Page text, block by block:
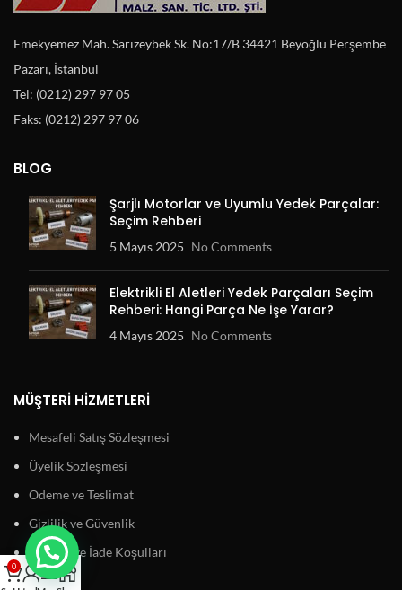
Emekyemez Mah. Sarızeybek Sk. No:17/B 34421 Beyoğlu Perşembe
Pazarı, İstanbul
Tel: (0212) 297 97 05
Faks: (0212) 297 97 06
BLOG
Şarjlı Motorlar ve Uyumlu Yedek Parçalar:
Seçim Rehberi
5 Mayıs 2025 No Comments
Elektrikli El Aletleri Yedek Parçaları Seçim
Rehberi: Hangi Parça Ne İşe Yarar?
4 Mayıs 2025 No Comments
MÜŞTERI HIZMETLERI
Mesafeli Satış Sözleşmesi
Üyelik Sözleşmesi
Ödeme ve Teslimat
Gizlilik ve Güvenlik
Garanti ve İade Koşulları
0